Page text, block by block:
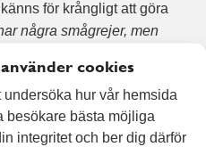
för krångligt att göra
några smågrejer, men
är många som mig som
från Alert Senior,
fixartjänster märkte Birgitta
att det var mer jobb än
så mycket.“Det var några
cookies
hur vår hemsida
besökare bästa möjliga
integritet och ber dig därför